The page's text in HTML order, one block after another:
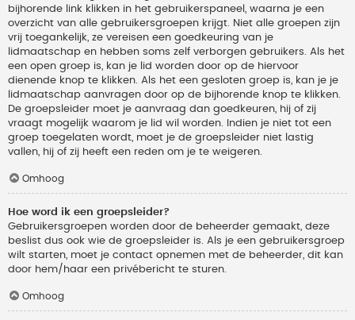
bijhorende link klikken in het gebruikerspaneel, waarna je een
overzicht van alle gebruikersgroepen krijgt. Niet alle groepen zijn
vrij toegankelijk, ze vereisen een goedkeuring van je
lidmaatschap en hebben soms zelf verborgen gebruikers. Als het
een open groep is, kan je lid worden door op de hiervoor
dienende knop te klikken. Als het een gesloten groep is, kan je je
lidmaatschap aanvragen door op de bijhorende knop te klikken.
De groepsleider moet je aanvraag dan goedkeuren, hij of zij
vraagt mogelijk waarom je lid wil worden. Indien je niet tot een
groep toegelaten wordt, moet je de groepsleider niet lastig
vallen, hij of zij heeft een reden om je te weigeren.
Omhoog
Hoe word ik een groepsleider?
Gebruikersgroepen worden door de beheerder gemaakt, deze
beslist dus ook wie de groepsleider is. Als je een gebruikersgroep
wilt starten, moet je contact opnemen met de beheerder, dit kan
door hem/haar een privébericht te sturen.
Omhoog